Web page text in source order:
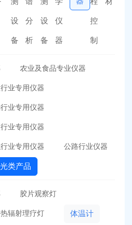
设
备
分
析
设
备
仪
器
控
制
农业及食品专业仪器
业专用仪器
业专用仪器
业专用仪器
业专用仪器 公路行业仪器
类产品
胶片观察灯
辐射理疗灯 体温计